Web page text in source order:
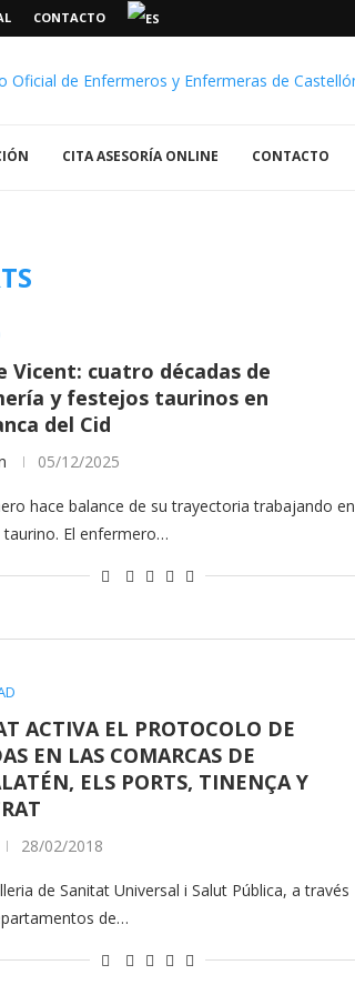
CONTACTO
CITA ASESORÍA ONLINE CONTACTO
Vicent: cuatro décadas de
y festejos taurinos en
del Cid
05/12/2025
hace balance de su trayectoria trabajando en
El enfermero…
ACTIVA EL PROTOCOLO DE
EN LAS COMARCAS DE
ELS PORTS, TINENÇA Y
28/02/2018
de Sanitat Universal i Salut Pública, a través
de…